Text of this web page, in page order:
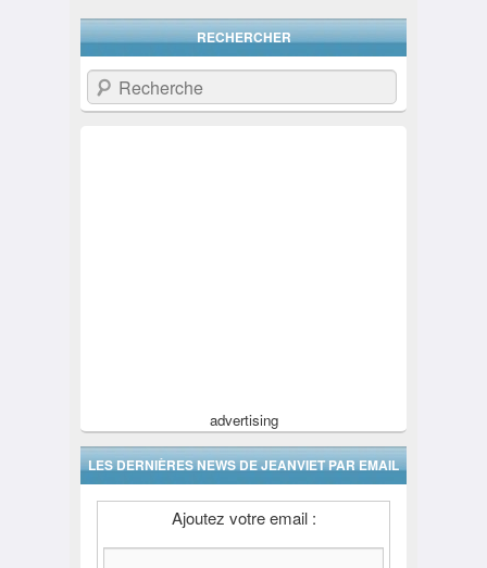
RECHERCHER
Recherche
advertising
LES DERNIÈRES NEWS DE JEANVIET PAR EMAIL
Ajoutez votre email :